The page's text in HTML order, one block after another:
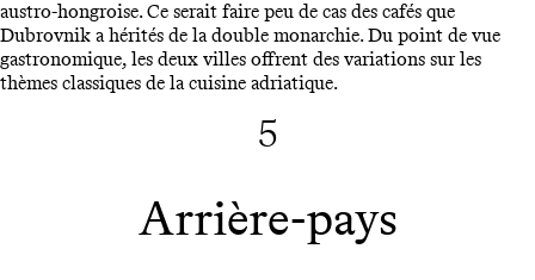
austro-hongroise. Ce serait faire peu de cas des cafés que
Dubrovnik a hérités de la double monarchie. Du point de vue
gastronomique, les deux villes offrent des variations sur les
thèmes classiques de la cuisine adriatique.
5
Arrière-pays